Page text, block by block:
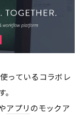
っているコラボレ
アプリのモックア